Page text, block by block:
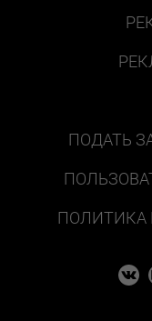
ПОДАТЬ
ПОЛИТИКА